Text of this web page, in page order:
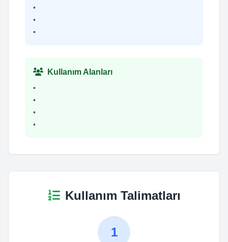
•
•
•
Kullanım Alanları
•
•
•
•
Kullanım Talimatları
1